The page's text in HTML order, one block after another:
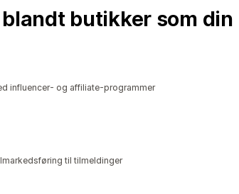
butikker som din
influencer- og affiliate-programmer
til tilmeldinger